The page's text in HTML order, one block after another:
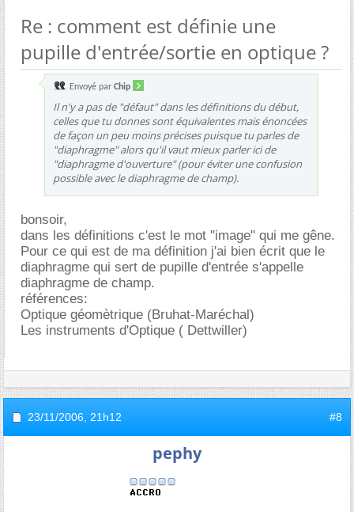
Re : comment est définie une
pupille d'entrée/sortie en optique ?
Envoyé par Chip
Il n'y a pas de "défaut" dans les définitions du début,
celles que tu donnes sont équivalentes mais énoncées
de façon un peu moins précises puisque tu parles de
"diaphragme" alors qu'il vaut mieux parler ici de
"diaphragme d'ouverture" (pour éviter une confusion
possible avec le diaphragme de champ).
bonsoir,
dans les définitions c'est le mot "image" qui me gêne.
Pour ce qui est de ma définition j'ai bien écrit que le
diaphragme qui sert de pupille d'entrée s'appelle
diaphragme de champ.
références:
Optique géomètrique (Bruhat-Maréchal)
Les instruments d'Optique ( Dettwiller)
23/11/2006, 21h12 #8
pephy